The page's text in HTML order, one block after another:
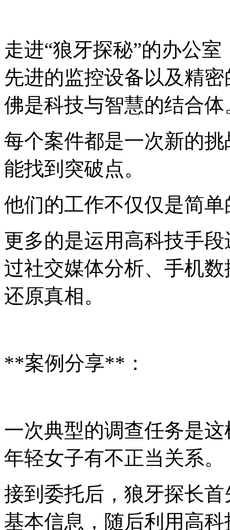
走进“狼牙探秘”的办公
先进的监控设备以及精
佛是科技与智慧的结合体
每个案件都是一次新的
能找到突破点。
他们的工作不仅仅是简
更多的是运用高科技手
过社交媒体分析、手机
还原真相。
**案例分享**：
一次典型的调查任务是
年轻女子有不正当关系。
接到委托后，狼牙探长
基本信息，随后利用高